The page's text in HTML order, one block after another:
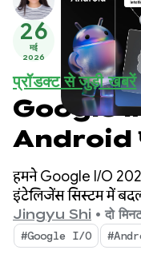
26
मई
2026
प्रॉडक्ट से जुड़ी खबरें
Google I/
Android
अहम अपडेट
हमने Google I/O
इंटेलिजेंस सिस्टम में
दिखाया कि सिस्टम के
जा सकते हैं. साथ ही,
ऐप्लिकेशन में कैसे
Jingyu Shi • दो
#Google I/O